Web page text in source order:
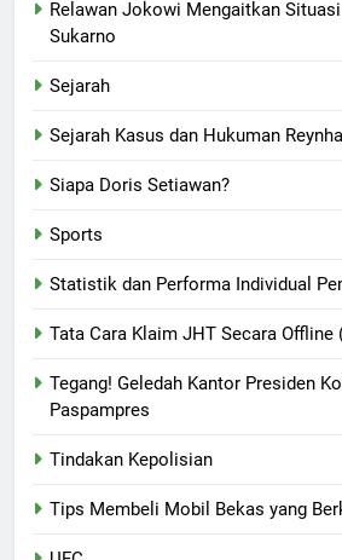
Relawan Jokowi Mengaitkan
Sukarno
Sejarah
Sejarah Kasus dan Hukuman
Siapa Doris Setiawan?
Sports
Statistik dan Performa Individual
Tata Cara Klaim JHT Secara Offline
Tegang! Geledah Kantor Presiden
Paspampres
Tindakan Kepolisian
Tips Membeli Mobil Bekas yang